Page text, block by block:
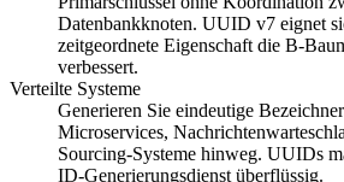
Datenbankknoten. UUID v7 eignet
zeitgeordnete Eigenschaft die B-
verbessert.
Verteilte Systeme
Generieren Sie eindeutige
Microservices,
Sourcing-Systeme hinweg. UUIDs
ID-Generierungsdienst überflüssig.